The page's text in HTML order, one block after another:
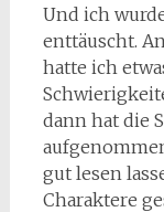
Und ich
enttäuscht.
hatte ich
dann hat die
gut lesen
Charaktere